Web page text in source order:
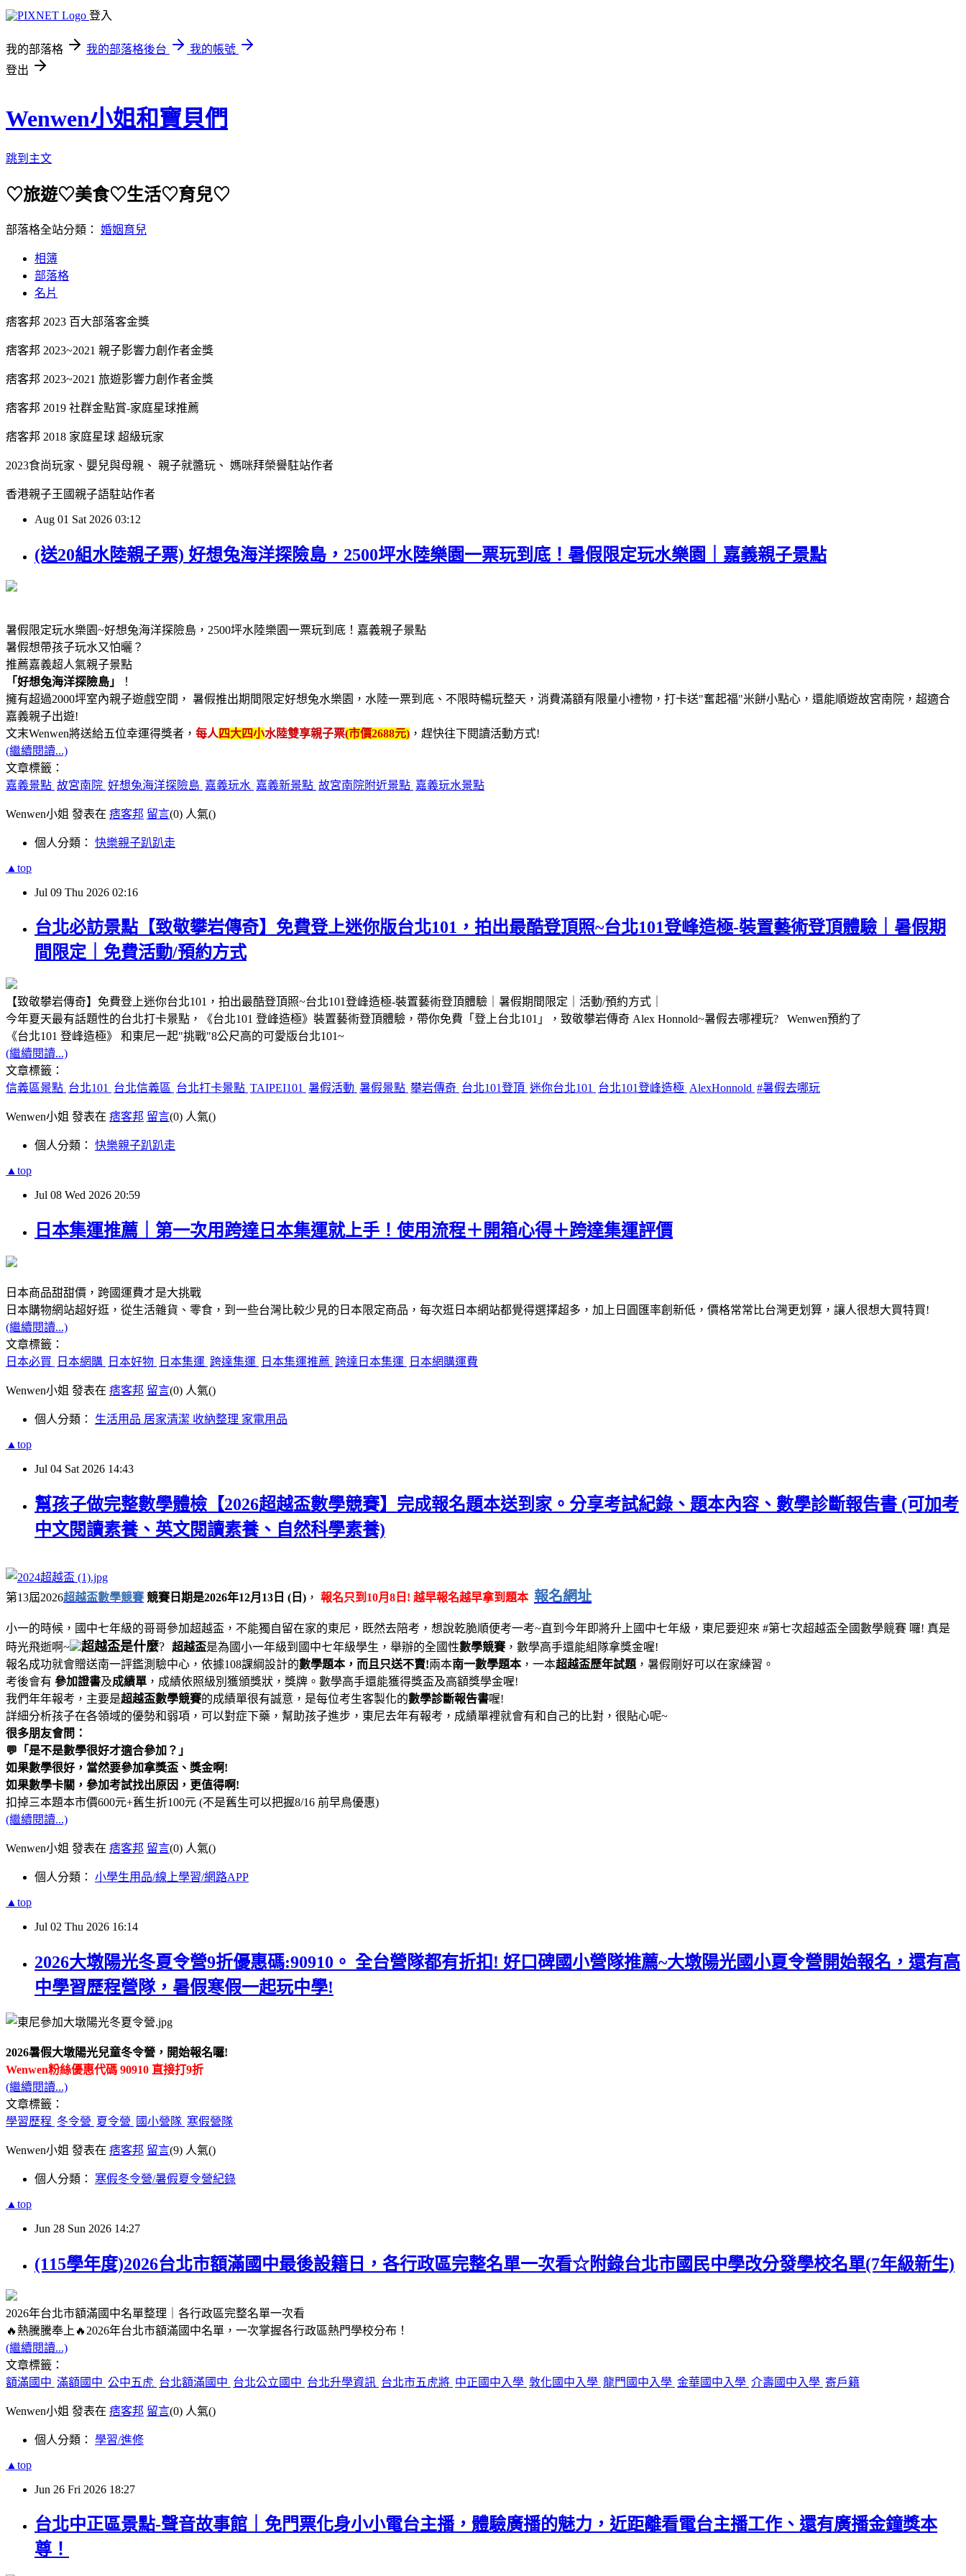
登入
我的部落格 我的部落格後台
我的帳號
登出
Wenwen小姐和寶貝們
跳到主文
♡旅遊♡美食♡生活♡育兒♡
部落格全站分類： 婚姻育兒
相簿
部落格
名片
痞客邦 2023 百大部落客金獎
痞客邦 2023~2021 親子影響力創作者金獎
痞客邦 2023~2021 旅遊影響力創作者金獎
痞客邦 2019 社群金點賞-家庭星球推薦
痞客邦 2018 家庭星球 超級玩家
2023食尚玩家、嬰兒與母親、 親子就醬玩、 媽咪拜榮譽駐站作者
香港親子王國親子語駐站作者
Aug 01 Sat 2026 03:12
(送20組水陸親子票) 好想兔海洋探險島，2500坪水陸樂園一票玩到底！暑假限定玩水樂園｜嘉義親子景點
暑假限定玩水樂園~好想兔海洋探險島，2500坪水陸樂園一票玩到底！嘉義親子景點
暑假想帶孩子玩水又怕曬？
推薦嘉義超人氣親子景點
「好想兔海洋探險島」
！
擁有超過2000坪室內親子遊戲空間， 暑假推出期間限定好想兔水樂園，水陸一票到底、不限時暢玩整天，消費滿額有限量小禮物，打卡送"奮起福"米餅小點心，還能順遊故宮南院，超適合
嘉義親子出遊!
文末Wenwen將送給五位幸運得獎者， 每人 四大四小水陸雙享親子票(市價2688元) ，趕快往下閱讀活動方式!
(繼續閱讀...)
文章標籤：
嘉義景點 故宮南院 好想兔海洋探險島 嘉義玩水 嘉義新景點 故宮南院附近景點 嘉義玩水景點
Wenwen小姐 發表在 痞客邦 留言(0) 人氣()
個人分類： 快樂親子趴趴走
▲top
Jul 09 Thu 2026 02:16
台北必訪景點【致敬攀岩傳奇】免費登上迷你版台北101，拍出最酷登頂照~台北101登峰造極-裝置藝術登頂體驗｜暑假期
間限定｜免費活動/預約方式
【致敬攀岩傳奇】免費登上迷你台北101，拍出最酷登頂照~台北101登峰造極-裝置藝術登頂體驗｜暑假期間限定｜活動/預約方式｜
今年夏天最有話題性的台北打卡景點，《台北101 登峰造極》裝置藝術登頂體驗，帶你免費「登上台北101」，致敬攀岩傳奇 Alex Honnold~暑假去哪裡玩? Wenwen預約了
《台北101 登峰造極》 和東尼一起"挑戰"8公尺高的可愛版台北101~
(繼續閱讀...)
文章標籤：
信義區景點 台北101 台北信義區 台北打卡景點 TAIPEI101 暑假活動 暑假景點 攀岩傳奇 台北101登頂 迷你台北101 台北101登峰造極 AlexHonnold #暑假去哪玩
Wenwen小姐 發表在 痞客邦 留言(0) 人氣()
個人分類： 快樂親子趴趴走
▲top
Jul 08 Wed 2026 20:59
日本集運推薦｜第一次用跨達日本集運就上手！使用流程＋開箱心得＋跨達集運評價
日本商品甜甜價，跨國運費才是大挑戰
日本購物網站超好逛，從生活雜貨、零食，到一些台灣比較少見的日本限定商品，每次逛日本網站都覺得選擇超多，加上日圓匯率創新低，價格常常比台灣更划算，讓人很想大買特買!
(繼續閱讀...)
文章標籤：
日本必買
日本網購 日本好物 日本集運 跨達集運 日本集運推薦 跨達日本集運 日本網購運費
Wenwen小姐 發表在 痞客邦 留言(0) 人氣()
個人分類： 生活用品 居家清潔 收納整理 家電用品
▲top
Jul 04 Sat 2026 14:43
幫孩子做完整數學體檢【2026超越盃數學競賽】完成報名題本送到家。分享考試紀錄、題本內容、數學診斷報告書 (可加考
中文閱讀素養、英文閱讀素養、自然科學素養)
第13屆2026超越盃數學競賽 競賽日期是2026年12月13日 (日) ， 報名只到10月8日! 越早報名越早拿到題本 報名網址
小一的時候，國中七年級的哥哥參加超越盃，不能獨自留在家的東尼，既然去陪考，想說乾脆順便考一考~直到今年即將升上國中七年級，東尼要迎來 #第七次超越盃全國數學競賽 囉! 真是
時光飛逝啊~
超越盃是什麼? 超越盃是為國小一年級到國中七年級學生，舉辦的全國性數學競賽 ，數學高手還能組隊拿獎金喔!
報名成功就會贈送南一評鑑測驗中心，依據108課綱設計的數學題本，而且只送不賣!兩本南一數學題本，一本超越盃歷年試題 ，暑假剛好可以在家練習。
考後會有 參加證書及成績單 ，成績依照級別獲頒獎狀，獎牌。數學高手還能獲得獎盃及高額獎學金喔!
我們年年報考，主要是超越盃數學競賽的成績單很有誠意，是每位考生客製化的數學診斷報告書喔!
詳細分析孩子在各領域的優勢和弱項，可以對症下藥，幫助孩子進步，東尼去年有報考，成績單裡就會有和自己的比對，很貼心呢~
很多朋友會問：
💬「是不是數學很好才適合參加？」
如果數學很好，當然要參加拿獎盃、獎金啊!
如果數學卡關，參加考試找出原因，更值得啊!
扣掉三本題本市價600元+舊生折100元 (不是舊生可以把握8/16 前早鳥優惠)
(繼續閱讀...)
Wenwen小姐 發表在 痞客邦 留言(0) 人氣()
個人分類： 小學生用品/線上學習/網路APP
▲top
Jul 02 Thu 2026 16:14
2026大墩陽光冬夏令營9折優惠碼:90910。 全台營隊都有折扣! 好口碑國小營隊推薦~大墩陽光國小夏令營開始報名，還有高
中學習歷程營隊，暑假寒假一起玩中學!
2026暑假大墩陽光兒童冬令營，開始報名囉!
Wenwen粉絲優惠代碼 90910 直接打9折
(繼續閱讀...)
文章標籤：
學習歷程 冬令營 夏令營 國小營隊 寒假營隊
Wenwen小姐 發表在 痞客邦 留言(9) 人氣()
個人分類： 寒假冬令營/暑假夏令營紀錄
▲top
Jun 28 Sun 2026 14:27
(115學年度)2026台北市額滿國中最後設籍日，各行政區完整名單一次看☆附錄台北市國民中學改分發學校名單(7年級新生)
2026年台北市額滿國中名單整理｜各行政區完整名單一次看
🔥熱騰騰奉上🔥2026年台北市額滿國中名單，一次掌握各行政區熱門學校分布！
(繼續閱讀...)
文章標籤：
額滿國中 滿額國中 公中五虎 台北額滿國中 台北公立國中 台北升學資訊 台北市五虎將 中正國中入學 敦化國中入學 龍門國中入學 金華國中入學 介壽國中入學 寄戶籍
Wenwen小姐 發表在 痞客邦 留言(0) 人氣()
個人分類： 學習/進修
▲top
Jun 26 Fri 2026 18:27
台北中正區景點-聲音故事館｜免門票化身小小電台主播，體驗廣播的魅力，近距離看電台主播工作、還有廣播金鐘獎本
尊！